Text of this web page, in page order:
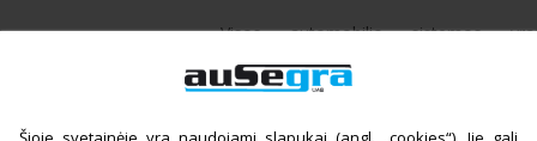
Visos automobilio sistemos yra
grandinę ir dalinai priklausomos viena